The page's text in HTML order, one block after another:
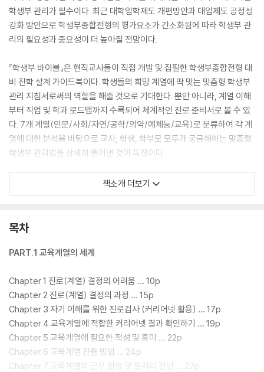
학생부 관리가 필수이다. 최근 대학입학제도 개편방안과 대입제도 공정성
강화 방안으로 학생부종합전형의 평가요소가 간소화됨에 따라 학생부 관
리의 필요성과 중요성이 더 높아질 전망이다.
『학생부 바이블』은 현직교사들이 직접 개발 및 집필한 학생부종합전형 대
비 진학 설계 가이드북이다. 학생들의 희망 계열에 딱 맞는 맞춤형 학생부
관리 지침서로써의 역할을 해줄 것으로 기대한다. 뿐만 아니라, 계열 이해
부터 직업 및 학과 로드맵까지 수록되어 체계적인 진로 준비서로 볼 수 있
다. 7개 계열(인문/사회/자연/공학/의약/예체능/교육)로 분류하여 각 계
열에 대한 분석을 바탕으로 교사, 학생, 학부모 모두가 궁금해하는 맞춤형
학생부 관리법을 상세히 풀어낸 것이 특징이다.
각 계열별 특징에 어울리는 다채로운 구성을 갖추고 있다. 계열의 특성을
고려한 학교생활기록부 영역별 추천 활동으로 학생들에게 학교 생활의 방
학생별 개별화된 학생부 관리 지침서로 활용할 것으로 기대된다.
책소개 더보기
목차
PART.1 교육계열의 세계
Chapter.1 진로(계열) 결정의 어려움 … 10p
Chapter.2 진로(계열) 결정의 과정 … 15p
Chapter.3 자기 이해를 위한 진로검사 (커리어넷 활용) … 17p
Chapter.4 교육계열에 적합한 커리어넷 결과 확인하기 … 19p
Chapter.5 교육계열에 필요한 적성 및 흥미 … 22p
Chapter.6 교육계열 진출 방법 … 24p
Chapter.7 교육계열의 근무 환경 및 일자리 전망 … 27p